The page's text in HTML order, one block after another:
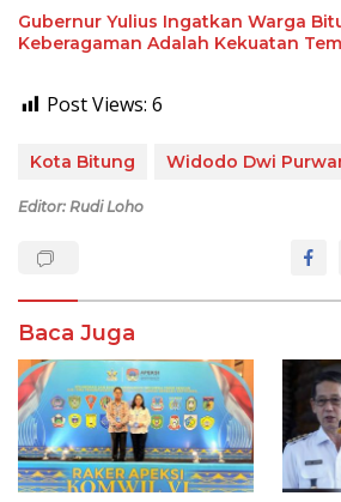
Gubernur Yulius Ingatkan Warga
Keberagaman Adalah Kekuatan
Post Views: 6
Kota Bitung Widodo Dwi
Editor: Rudi Loho
Baca Juga